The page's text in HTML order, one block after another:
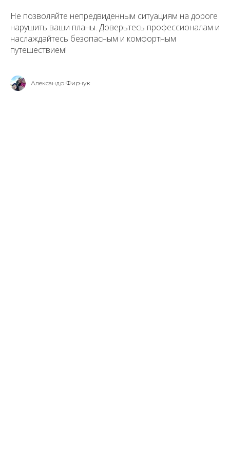
Не позволяйте непредвиденным ситуациям на дороге
нарушить ваши планы. Доверьтесь профессионалам и
наслаждайтесь безопасным и комфортным
путешествием!
Александр Фирчук